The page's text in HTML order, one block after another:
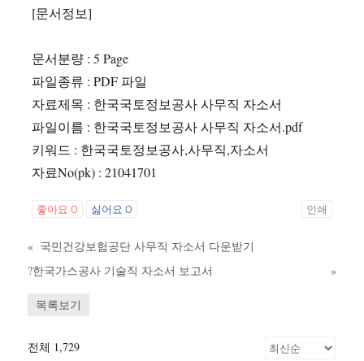
[문서정보]
문서분량 : 5 Page
파일종류 : PDF 파일
자료제목 : 한국국토정보공사 사무직 자소서
파일이름 : 한국국토정보공사 사무직 자소서.pdf
키워드 : 한국국토정보공사,사무직,자소서
자료No(pk) : 21041701
좋아요0 싫어요0 인쇄
« 국민건강보험공단 사무직 자소서 다운받기
?한국가스공사 기술직 자소서 보고서
»
목록보기
전체 1,729